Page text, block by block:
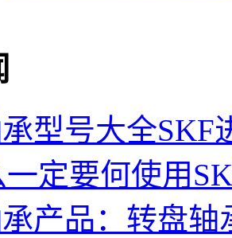
型号大全SKF
一定要何使用
产品：转盘轴